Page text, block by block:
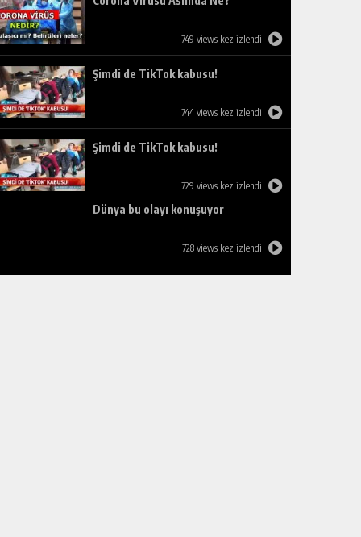
749 views kez izlendi
Şimdi de TikTok kabusu!
744 views kez izlendi
Şimdi de TikTok kabusu!
729 views kez izlendi
Dünya bu olayı konuşuyor
728 views kez izlendi